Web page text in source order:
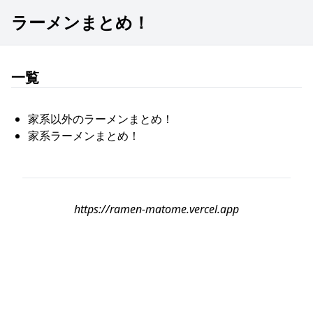
ラーメンまとめ！
一覧
家系以外のラーメンまとめ！
家系ラーメンまとめ！
https://ramen-matome.vercel.app